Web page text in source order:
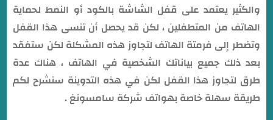
والكثير يعتمد على قفل الشاشة بالكود أو النمط لحماية
الهاتف من المتطفلين ، لكن قد يحصل أن تنسى هذا القفل
وتضطر إلى فرمتة الهاتف لتجاوز هذه المشكلة لكن ستفقد
بعد ذلك جميع بياناتك الشخصية في الهاتف ، هناك عدة
طرق لتجاوز هذا القفل لكن في هذه التدوينة سنشرح لكم
طريقة سهلة خاصة بهواتف شركة سامسونغ .